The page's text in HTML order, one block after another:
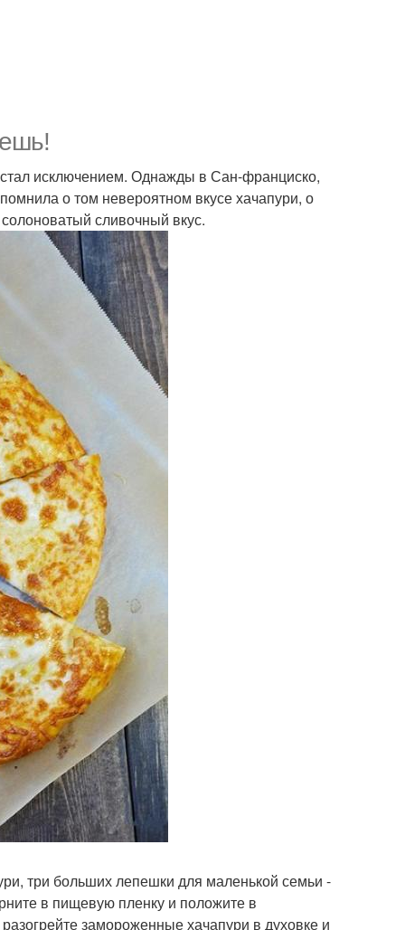
исключением. Однажды в Сан-франциско,
о том невероятном вкусе хачапури, о
сливочный вкус.
три больших лепешки для маленькой семьи -
в пищевую пленку и положите в
замороженные хачапури в духовке и